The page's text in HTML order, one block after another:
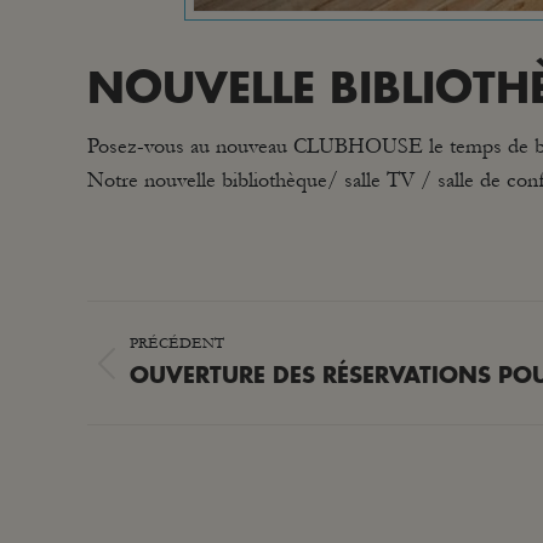
NOUVELLE
Posez-vous au nouveau CLUBHOUSE le temps de
Notre nouvelle bibliothèque/ salle TV / salle de
ARTICLE
PRÉCÉDENT
Article
OUVERTURE DES RÉSERVATIONS